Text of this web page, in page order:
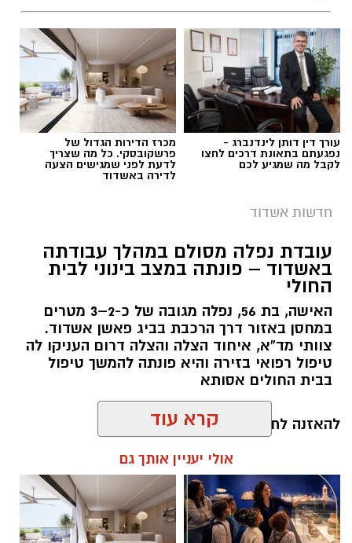
תגים:התהפכות רייזר באשדוד
תיעוד מבצעי מד״א
ואברימי איצקוביץ סיפרו: “כשהגענו למקום הבחנו
ברייזר הפוך ולצדו גבר ושני ילדים שוכבים. הענקנו
להם טיפול רפואי ראשוני בזירה, ולאחר מכן הם
פונו לבית החולים כשמצבם מוגדר בינוני.״
עורך דין דותן לינדנברג -
נפגעתם בתאונת דרכים לחצו
לקבל מה שמגיע לכם
מכרז הדירות הגדול של
פרשקובסקי. כל מה שצריך
לדעת לפני שמגישים הצעה
לדירה באשדוד
חדשות אשדוד
עובדת נפלה מסולם במהלך עבודתה
באשדוד – פונתה במצב בינוני לבית
החולי
האישה, בת 56, נפלה מגובה של כ-2–3 מטרים
במחסן באזור דרך הרכבת בביג פאשן אשדוד.
צוותי מד”א, איחוד הצלה והצלה דרום העניקו לה
טיפול רפואי בזירה והיא פונתה להמשך טיפול
בבית החולים אסותא
להאזנה לתוכן:
עופר אשטוקר / 13:20 07.08.26
קרא עוד
אולי יעניין אותך גם